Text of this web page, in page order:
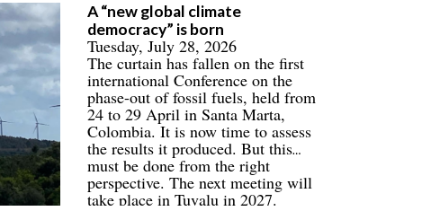
A “new global climate
democracy” is born
Tuesday, July 28, 2026
The curtain has fallen on the first
international Conference on the
phase-out of fossil fuels, held from
24 to 29 April in Santa Marta,
Colombia. It is now time to assess
the results it produced. But this
must be done from the right
perspective. The next meeting will
take place in Tuvalu in 2027.